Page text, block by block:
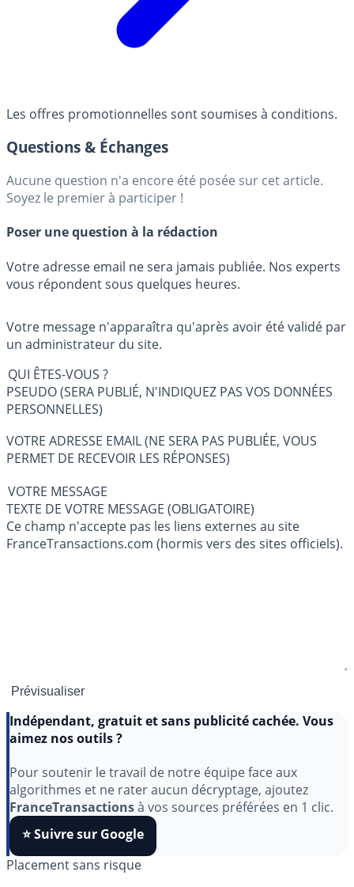
Les offres promotionnelles sont soumises à conditions.
Questions & Échanges
Aucune question n'a encore été posée sur cet article.
Soyez le premier à participer !
Poser une question à la rédaction
Votre adresse email ne sera jamais publiée. Nos experts
vous répondent sous quelques heures.
Votre message n'apparaîtra qu'après avoir été validé par
un administrateur du site.
QUI ÊTES-VOUS ?
PSEUDO (SERA PUBLIÉ, N'INDIQUEZ PAS VOS DONNÉES
PERSONNELLES)
VOTRE ADRESSE EMAIL (NE SERA PAS PUBLIÉE, VOUS
PERMET DE RECEVOIR LES RÉPONSES)
VOTRE MESSAGE
TEXTE DE VOTRE MESSAGE (OBLIGATOIRE)
Ce champ n'accepte pas les liens externes au site
FranceTransactions.com (hormis vers des sites officiels).
aimez nos outils ?
Pour soutenir le travail de notre équipe face aux
algorithmes et ne rater aucun décryptage, ajoutez
FranceTransactionsà vos sources préférées en 1 clic.
⭐️ Suivre sur Google